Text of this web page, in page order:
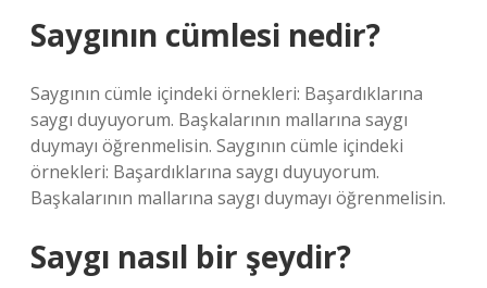
Saygının cümlesi nedir?
Saygının cümle içindeki örnekleri: Başardıklarına
saygı duyuyorum. Başkalarının mallarına saygı
duymayı öğrenmelisin. Saygının cümle içindeki
örnekleri: Başardıklarına saygı duyuyorum.
Başkalarının mallarına saygı duymayı öğrenmelisin.
Saygı nasıl bir şeydir?